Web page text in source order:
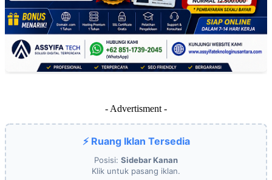
- Advertisment -
⚡ Ruang Iklan Tersedia
Posisi: Sidebar Kanan
Klik untuk pasang iklan.